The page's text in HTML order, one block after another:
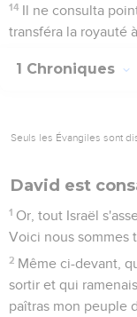
14 Il ne consulta
transféra la royauté
1 Chroniques
Seuls les Évangiles sont
David est
1 Or, tout Israël
Voici nous sommes
2 Même ci-devant,
sortir et qui
paîtras mon peuple